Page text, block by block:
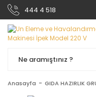
444 4 518
Anasayfa GIDA HAZIRLIK